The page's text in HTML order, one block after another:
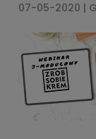
07-05-2020 |